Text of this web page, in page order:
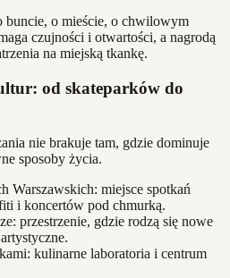
buncie, o mieście, o chwilowym
czujności i otwartości, a nagrodą
na miejską tkankę.
od skateparków do
nie brakuje tam, gdzie dominuje
sposoby życia.
Warszawskich: miejsce spotkań
i koncertów pod chmurką.
przestrzenie, gdzie rodzą się nowe
kulinarne laboratoria i centrum